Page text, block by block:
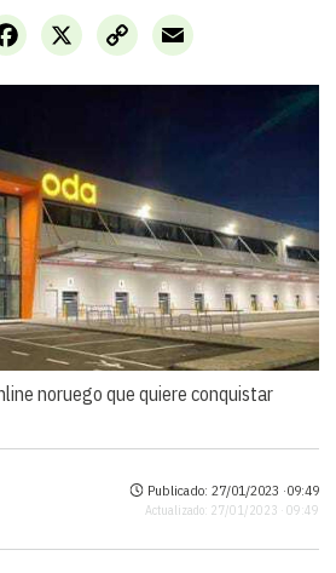
X
Facebook
Copy
Link
Email
noruego que quiere conquistar
Publicado: 27/01/2023 ·09:49
Actualizado: 27/01/2023 · 09:49